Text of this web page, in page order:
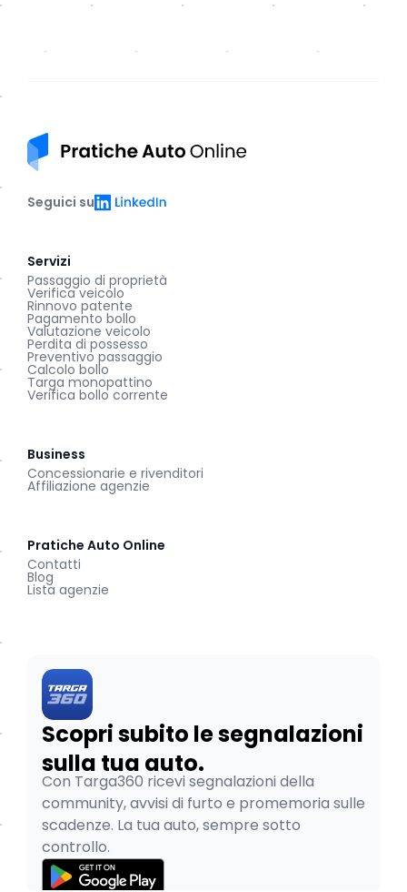
LinkedIn
Seguici su
Servizi
Passaggio di proprietà
Verifica veicolo
Rinnovo patente
Pagamento bollo
Valutazione veicolo
Perdita di possesso
Preventivo passaggio
Calcolo bollo
Targa monopattino
Verifica bollo corrente
Business
Concessionarie e rivenditori
Affiliazione agenzie
Pratiche Auto Online
Contatti
Blog
Lista agenzie
Scopri subito le segnalazioni
sulla tua auto.
Con Targa360 ricevi segnalazioni della
community, avvisi di furto e promemoria sulle
scadenze. La tua auto, sempre sotto
controllo.